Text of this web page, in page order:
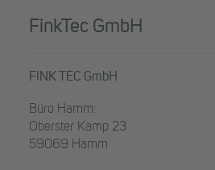
Partner werden
FinkTec GmbH
FINK TEC GmbH
Büro Hamm:
Oberster Kamp 23
59069 Hamm